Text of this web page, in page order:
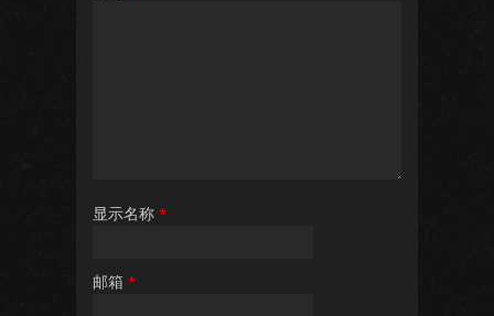
显示名称 *
邮箱 *